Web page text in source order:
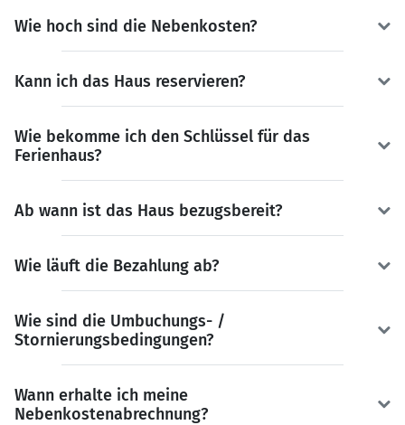
Wie hoch sind die Nebenkosten?
Kann ich das Haus reservieren?
Wie bekomme ich den Schlüssel für das
Ferienhaus?
Ab wann ist das Haus bezugsbereit?
Wie läuft die Bezahlung ab?
Wie sind die Umbuchungs- /
Stornierungsbedingungen?
Wann erhalte ich meine
Nebenkostenabrechnung?